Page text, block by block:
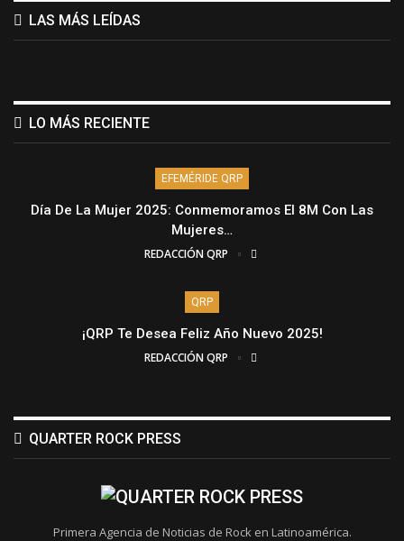
LAS MÁS LEÍDAS
LO MÁS RECIENTE
EFEMÉRIDE QRP
Día De La Mujer 2025: Conmemoramos El 8M Con Las
Mujeres…
REDACCIÓN QRP
QRP
¡QRP Te Desea Feliz Año Nuevo 2025!
REDACCIÓN QRP
QUARTER ROCK PRESS
Primera Agencia de Noticias de Rock en Latinoamérica.